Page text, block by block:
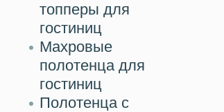
топперы для
гостиниц
Махровые
полотенца для
гостиниц
Полотенца с